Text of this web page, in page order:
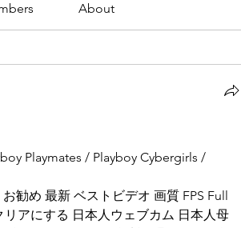
About
Playmates / Playboy Cybergirls /
勧め 最新 ベストビデオ 画質 FPS Full
アにする 日本人ウェブカム 日本人母